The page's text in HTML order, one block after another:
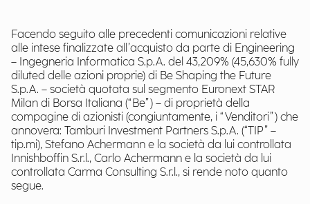
Facendo seguito alle precedenti comunicazioni relative
alle intese finalizzate all’acquisto da parte di Engineering
– Ingegneria Informatica S.p.A. del 43,209% (45,630% fully
diluted delle azioni proprie) di Be Shaping the Future
S.p.A. – società quotata sul segmento Euronext STAR
Milan di Borsa Italiana (“Be”) – di proprietà della
compagine di azionisti (congiuntamente, i “Venditori”) che
annovera: Tamburi Investment Partners S.p.A. (“TIP” –
tip.mi), Stefano Achermann e la società da lui controllata
Innishboffin S.r.l., Carlo Achermann e la società da lui
controllata Carma Consulting S.r.l., si rende noto quanto
segue.